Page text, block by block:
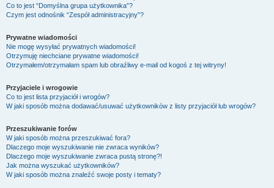
Co to jest “Domyślna grupa użytkownika”?
Czym jest odnośnik “Zespół administracyjny”?
Prywatne wiadomości
Nie mogę wysyłać prywatnych wiadomości!
Otrzymuję niechciane prywatne wiadomości!
Otrzymałem/otrzymałam spam lub obraźliwy e-mail od kogoś z tej witryny!
Przyjaciele i wrogowie
Co to jest lista przyjaciół i wrogów?
W jaki sposób można dodawać/usuwać użytkowników z listy przyjaciół lub wrogów?
Przeszukiwanie forów
W jaki sposób można przeszukiwać fora?
Dlaczego moje wyszukiwanie nie zwraca wyników?
Dlaczego moje wyszukiwanie zwraca pustą stronę?!
Jak można wyszukać użytkowników?
W jaki sposób można znaleźć swoje posty i tematy?